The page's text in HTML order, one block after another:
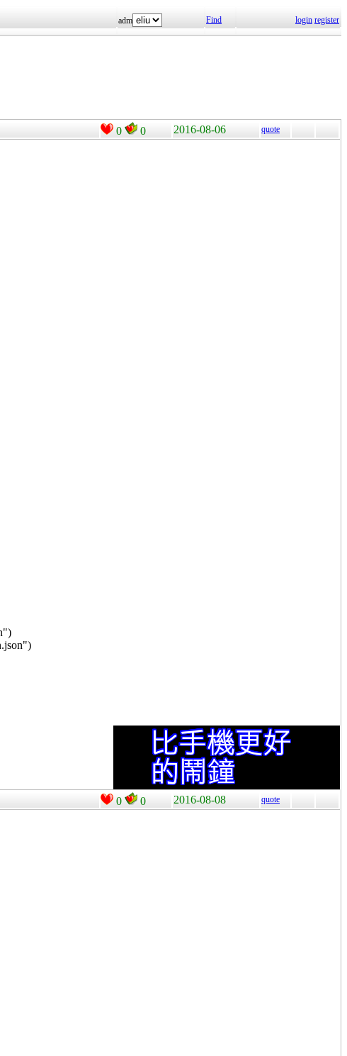
adm Find login register
0 0 2016-08-06 quote
0 0 2016-08-08 quote